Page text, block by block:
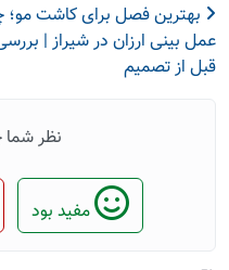
بهترین فصل برای کاشت مو؛
عمل بینی ارزان در شیراز |
قبل از تصمیم
نظر
مفید بود